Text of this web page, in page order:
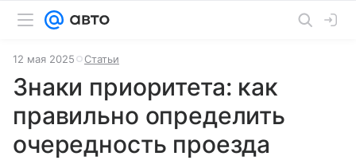
12 мая 2025 Статьи
Знаки приоритета: как
правильно определить
очередность проезда